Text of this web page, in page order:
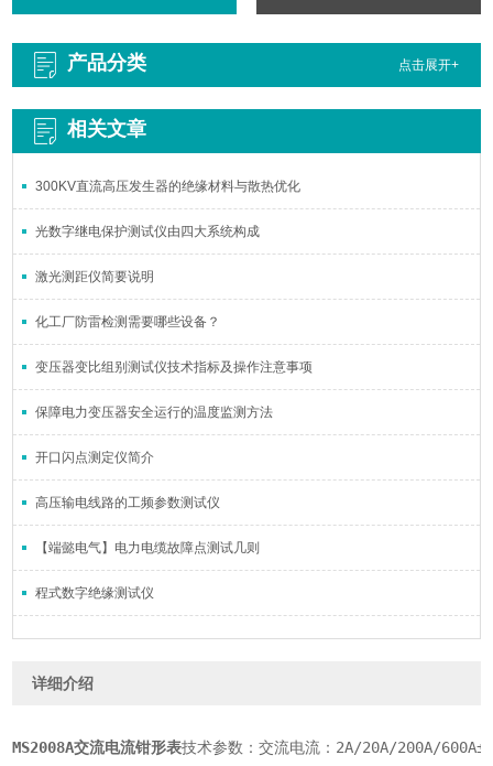
产品分类 点击展开+
相关文章
300KV直流高压发生器的绝缘材料与散热优化
光数字继电保护测试仪由四大系统构成
激光测距仪简要说明
化工厂防雷检测需要哪些设备？
变压器变比组别测试仪技术指标及操作注意事项
保障电力变压器安全运行的温度监测方法
开口闪点测定仪简介
高压输电线路的工频参数测试仪
【端懿电气】电力电缆故障点测试几则
程式数字绝缘测试仪
详细介绍
MS2008A交流电流钳形表技术参数：交流电流：2A/20A/200A/